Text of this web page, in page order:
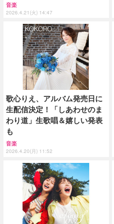
音楽
2026.4.21(火) 14:47
歌心りえ、アルバム発売日に
生配信決定！「しあわせのま
わり道」生歌唱＆嬉しい発表
も
音楽
2026.4.20(月) 11:52